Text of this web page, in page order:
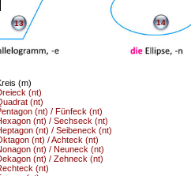
(m)
(nt)
(nt)
(nt) / Fünfeck (nt)
(nt) / Sechseck (nt)
(nt) / Seibeneck (nt)
(nt) / Achteck (nt)
(nt) / Neuneck (nt)
(nt) / Zehneck (nt)
(nt)
13 14